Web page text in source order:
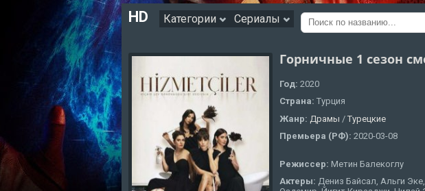
HD Категории Сериалы
Горничные 1 сезон
Год: 2020
Страна: Турция
Жанр: Драмы / Турецкие
Премьера (РФ): 2020-03-08
Режиссер: Метин Балекоглу
Актеры: Дениз Байсал, Альги